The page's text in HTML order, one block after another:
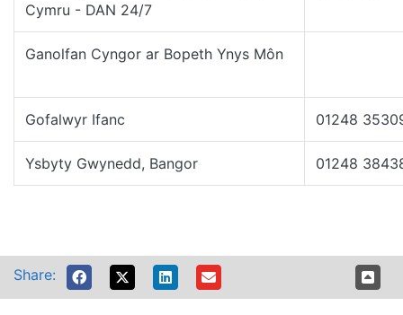
Cymru - DAN 24/7
Ganolfan Cyngor ar Bopeth Ynys Môn
Gofalwyr Ifanc 01248
Ysbyty Gwynedd, Bangor 01248
Share: